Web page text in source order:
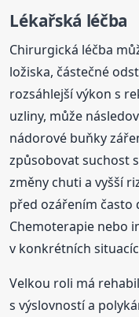
Lékařská léčba
Chirurgická léčba
ložiska, částečné
rozsáhlejší výkon s
uzliny, může
nádorové buňky
způsobovat suchost
změny chuti a vyšší
před ozářením často
Chemoterapie nebo
v konkrétních
Velkou roli má
s výslovností a